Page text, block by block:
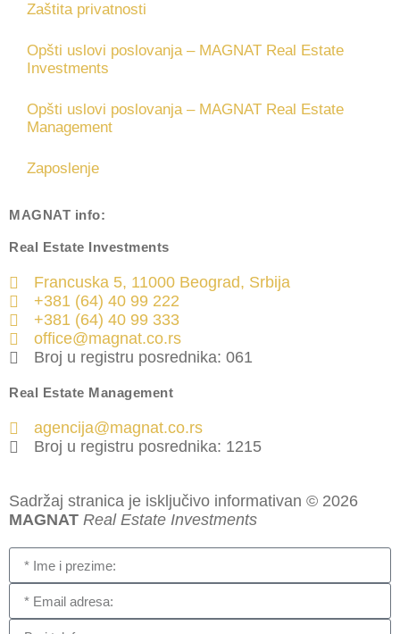
Zaštita privatnosti
Opšti uslovi poslovanja – MAGNAT Real Estate
Investments
Opšti uslovi poslovanja – MAGNAT Real Estate
Management
Zaposlenje
MAGNAT info:
Real Estate Investments
Francuska 5, 11000 Beograd, Srbija
+381 (64) 40 99 222
+381 (64) 40 99 333
office@magnat.co.rs
Broj u registru posrednika: 061
Real Estate Management
agencija@magnat.co.rs
Broj u registru posrednika: 1215
Sadržaj stranica je isključivo informativan © 2026
MAGNAT Real Estate Investments